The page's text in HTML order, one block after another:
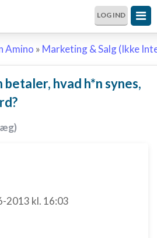
LOG IND
Amino » Marketing & Salg (Ikke
hvad h*n synes,
2013 kl. 16:03